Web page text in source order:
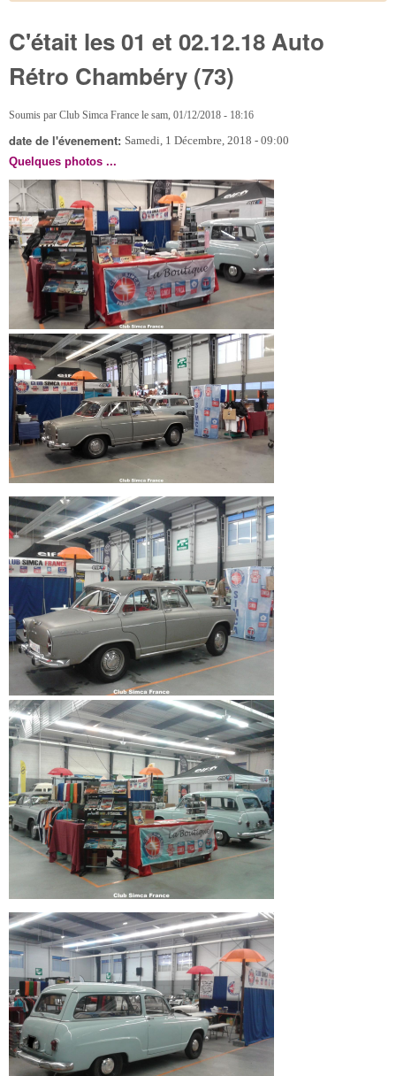
C'était les 01 et 02.12.18 Auto
Rétro Chambéry (73)
Soumis par Club Simca France le sam, 01/12/2018 - 18:16
date de l'évenement: Samedi, 1 Décembre, 2018 - 09:00
Quelques photos ...